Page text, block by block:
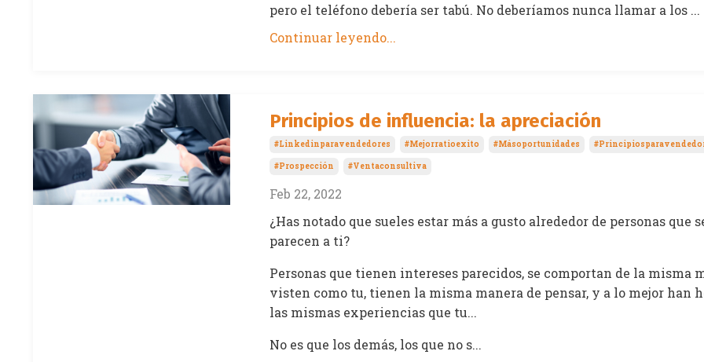
pero el teléfono debería ser tabú. No deberíamos nunca llamar a los ...
Continuar leyendo...
Principios de influencia: la apreciación
#linkedinparavendedores #mejorratioexito #másoportunidades
#prospección #ventaconsultiva
Feb 22, 2022
¿Has notado que sueles estar más a gusto alrededor de personas que
parecen a ti?
Personas que tienen intereses parecidos, se comportan de la misma
visten como tu, tienen la misma manera de pensar, y a lo mejor han
las mismas experiencias que tu...
No es que los demás, los que no s...